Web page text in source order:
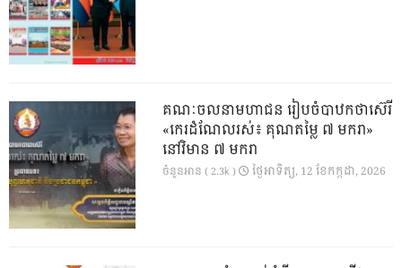
គណៈចលនាមហាជន រៀបចំបាឋកថាស៊េរី
«កេរដំណែលរស់៖ គុណតម្លៃ ៧ មករា»
នៅវិមាន ៧ មករា
ចំនួនអាន ( 2.3k ) ថ្ងៃ​អាទិត្យ, 12 ខែ​កក្កដា, 2026